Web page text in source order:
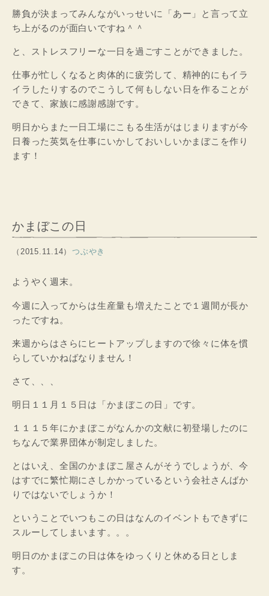
勝負が決まってみんながいっせいに「あー」と言って立
ち上がるのが面白いですね＾＾
と、ストレスフリーな一日を過ごすことができました。
仕事が忙しくなると肉体的に疲労して、精神的にもイラ
イラしたりするのでこうして何もしない日を作ることが
できて、家族に感謝感謝です。
明日からまた一日工場にこもる生活がはじまりますが今
日養った英気を仕事にいかしておいしいかまぼこを作り
ます！
かまぼこの日
（2015.11.14） つぶやき
ようやく週末。
今週に入ってからは生産量も増えたことで１週間が長か
ったですね。
来週からはさらにヒートアップしますので徐々に体を慣
らしていかねばなりません！
さて、、、
明日１１月１５日は「かまぼこの日」です。
１１１５年にかまぼこがなんかの文献に初登場したのに
ちなんで業界団体が制定しました。
とはいえ、全国のかまぼこ屋さんがそうでしょうが、今
はすでに繁忙期にさしかかっているという会社さんばか
りではないでしょうか！
ということでいつもこの日はなんのイベントもできずに
スルーしてしまいます。。。
明日のかまぼこの日は体をゆっくりと休める日としま
す。